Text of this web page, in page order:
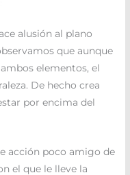
alusión al plano
que aunque
elementos, el
De hecho crea
por encima del
acción poco amigo de
el que le lleve la